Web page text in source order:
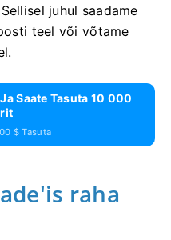
juhul saadame
teel või võtame
Saate Tasuta 10 000
$ Tasuta
raha